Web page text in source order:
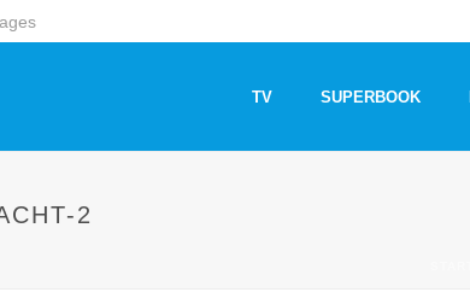
TV SUPERBOOK
2